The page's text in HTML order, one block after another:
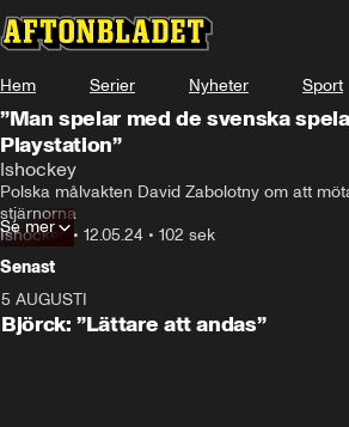
Hem Serier Nyheter Sport
”Man spelar med de svenska
Playstation”
Ishockey
Polska målvakten David Zabolotny om att
stjärnorna
Ishockey• 12.05.24 • 102 sek
Se mer
Senast
5 AUGUSTI
Björck: ”Lättare att andas”